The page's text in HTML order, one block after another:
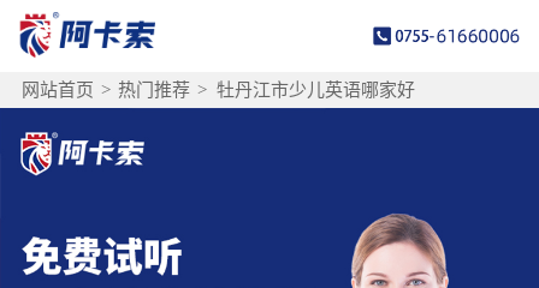
网站首页 > 热门推荐 > 牡丹江市少儿英语哪家好